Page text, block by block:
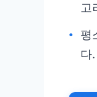
고
평
다.